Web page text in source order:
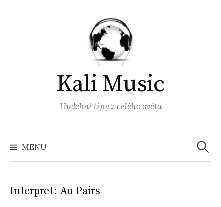
Kali Music
Hudební tipy z celého světa
MENU
Interpret: Au Pairs